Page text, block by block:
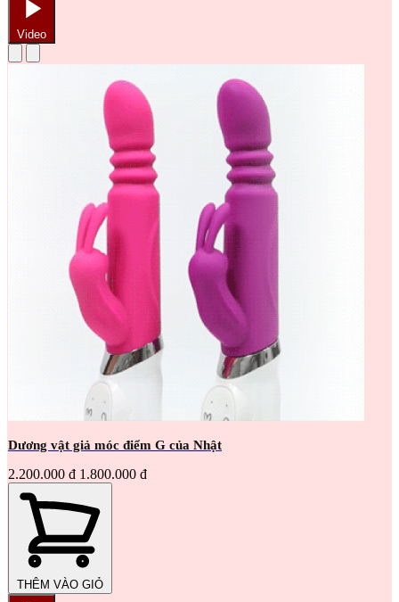
Video
Dương vật giả móc điểm G của Nhật
2.200.000 đ 1.800.000 đ
THÊM VÀO GIỎ